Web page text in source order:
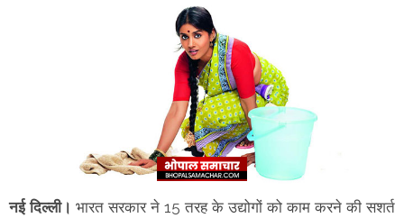
नई दिल्ली। भारत सरकार ने 15 तरह के उद्योगों को काम करने की सशर्त